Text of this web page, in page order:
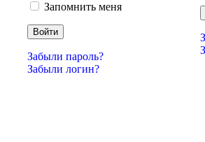
Запомнить меня
Войти
Забыли пароль?
Забыли логин?